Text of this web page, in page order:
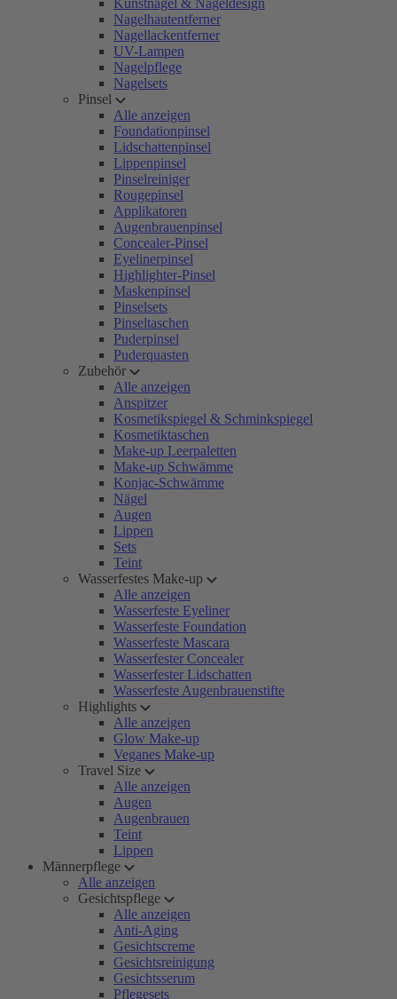
Kunstnägel & Nageldesign
Nagelhautentferner
Nagellackentferner
UV-Lampen
Nagelpflege
Nagelsets
Pinsel
Alle anzeigen
Foundationpinsel
Lidschattenpinsel
Lippenpinsel
Pinselreiniger
Rougepinsel
Applikatoren
Augenbrauenpinsel
Concealer-Pinsel
Eyelinerpinsel
Highlighter-Pinsel
Maskenpinsel
Pinselsets
Pinseltaschen
Puderpinsel
Puderquasten
Zubehör
Alle anzeigen
Anspitzer
Kosmetikspiegel & Schminkspiegel
Kosmetiktaschen
Make-up Leerpaletten
Make-up Schwämme
Konjac-Schwämme
Nägel
Augen
Lippen
Sets
Teint
Wasserfestes Make-up
Alle anzeigen
Wasserfeste Eyeliner
Wasserfeste Foundation
Wasserfeste Mascara
Wasserfester Concealer
Wasserfester Lidschatten
Wasserfeste Augenbrauenstifte
Highlights
Alle anzeigen
Glow Make-up
Veganes Make-up
Travel Size
Alle anzeigen
Augen
Augenbrauen
Teint
Lippen
Männerpflege
Alle anzeigen
Gesichtspflege
Alle anzeigen
Anti-Aging
Gesichtscreme
Gesichtsreinigung
Gesichtsserum
Pflegesets